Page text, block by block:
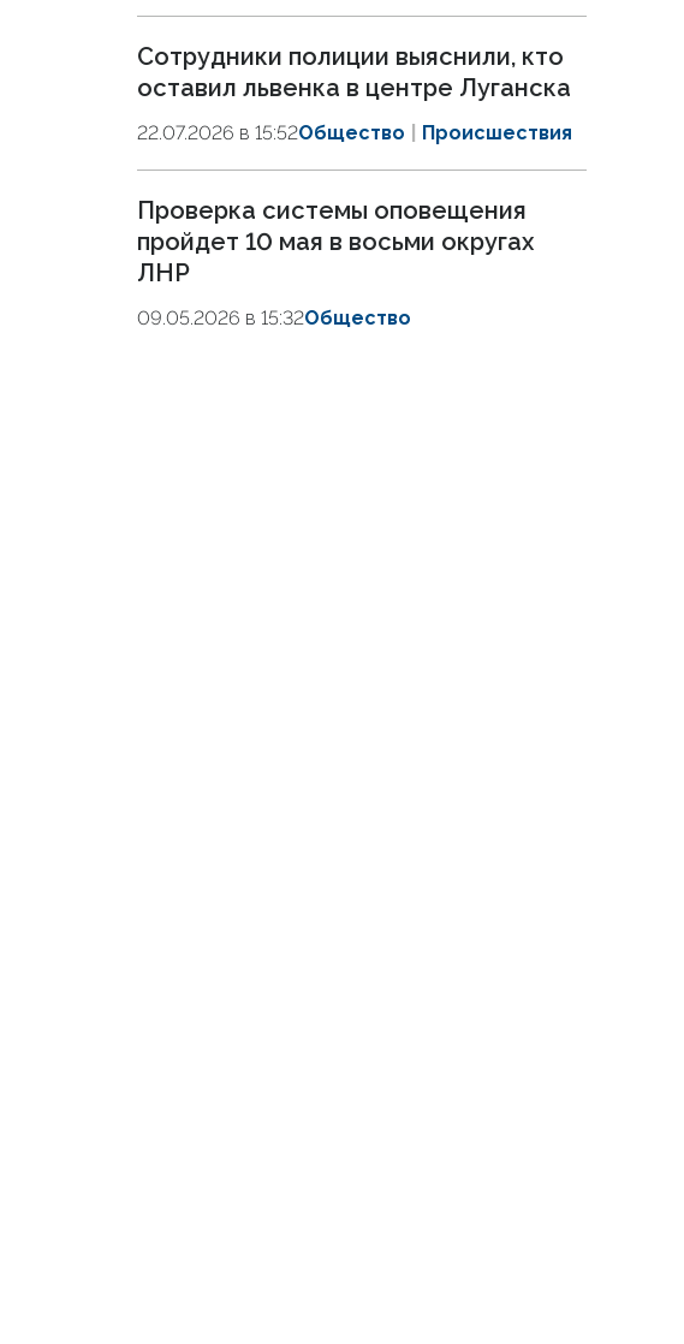
Сотрудники полиции выяснили, кто
оставил львенка в центре Луганска
22.07.2026 в 15:52Общество Происшествия
Проверка системы оповещения
пройдет 10 мая в восьми округах
ЛНР
09.05.2026 в 15:32Общество